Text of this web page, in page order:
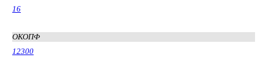
16
ОКОПФ
12300